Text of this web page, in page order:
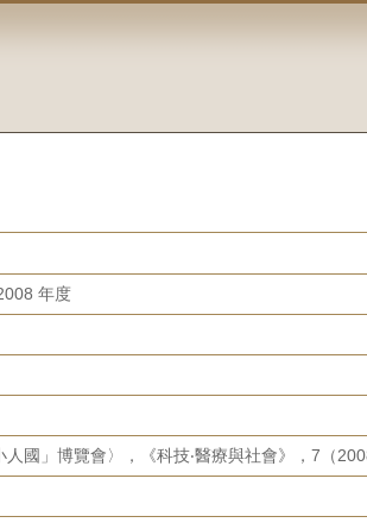
年度
人國」博覽會〉，《科技‧醫療與社會》，7（